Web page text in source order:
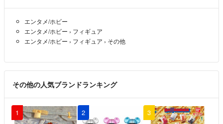
エンタメ/ホビー
エンタメ/ホビー › フィギュア
エンタメ/ホビー › フィギュア › その他
その他の人気ブランドランキング
1 2 3